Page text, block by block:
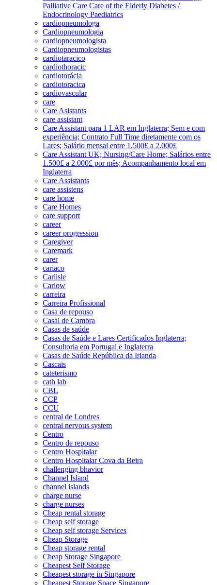
Palliative Care Care of the Elderly Diabetes /
Endocrinology Paediatrics
cardiopneumologa
Cardiopneumologia
cardiopneumologista
Cardiopneumologistas
cardiotaracico
cardiothoracic
cardiotorácia
cardiotoracica
cardiovascular
care
Care Asistants
care assistant
Care Assistant para 1 LAR em Inglaterra; Sem e com
experiência; Contrato Full Time diretamente com os
Lares; Salário mensal entre 1.500£ a 2.000£
Care Assistant UK; Nursing/Care Home; Salários entre
1.500£ a 2.000£ por mês; Acompanhamento local em
Inglaterra
Care Assistants
care assistens
care home
Care Homes
care support
career
career progression
Caregiver
Caremark
carer
cariaco
Carlisle
Carlow
carreira
Carreira Profissional
Casa de repouso
Casal de Cambra
Casas de saúde
Casas de Saúde e Lares Certificados Inglaterra;
Consultoria em Portugal e Inglaterra
Casas de Saúde República da Irlanda
Cascais
cateterismo
cath lab
CBL
CCP
CCU
central de Londres
central nervous system
Centro
Centro de repouso
Centro Hospitalar
Centro Hospitalar Cova da Beira
challenging bhavior
Channel Island
channel islands
charge nurse
charge nurses
Cheap rental storage
Cheap self storage
Cheap self storage Services
Cheap Storage
Cheap storage rental
Cheap Storage Singapore
Cheapest Self Storage
Cheapest storage in Singapore
Cheapest Storage Space Singapore